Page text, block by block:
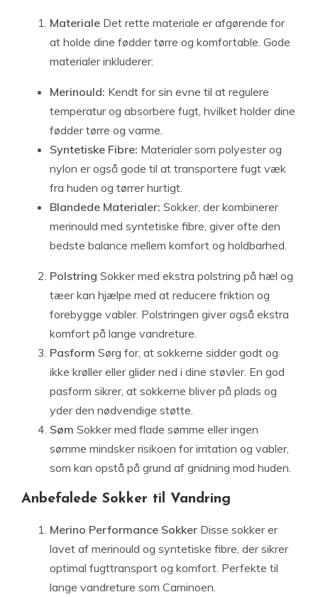
Materiale Det rette materiale er afgørende for
at holde dine fødder tørre og komfortable. Gode
materialer inkluderer:
Merinould: Kendt for sin evne til at regulere
temperatur og absorbere fugt, hvilket holder dine
fødder tørre og varme.
Syntetiske Fibre: Materialer som polyester og
nylon er også gode til at transportere fugt væk
fra huden og tørrer hurtigt.
Blandede Materialer: Sokker, der kombinerer
merinould med syntetiske fibre, giver ofte den
bedste balance mellem komfort og holdbarhed.
Polstring Sokker med ekstra polstring på hæl og
tæer kan hjælpe med at reducere friktion og
forebygge vabler. Polstringen giver også ekstra
komfort på lange vandreture.
Pasform Sørg for, at sokkerne sidder godt og
ikke krøller eller glider ned i dine støvler. En god
pasform sikrer, at sokkerne bliver på plads og
yder den nødvendige støtte.
Søm Sokker med flade sømme eller ingen
sømme mindsker risikoen for irritation og vabler,
som kan opstå på grund af gnidning mod huden.
Anbefalede Sokker til Vandring
Merino Performance Sokker Disse sokker er
lavet af merinould og syntetiske fibre, der sikrer
optimal fugttransport og komfort. Perfekte til
lange vandreture som Caminoen.